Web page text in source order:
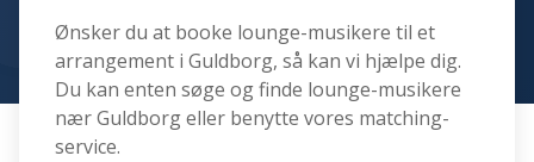
Ønsker du at booke lounge-musikere til et
arrangement i Guldborg, så kan vi hjælpe dig.
Du kan enten søge og finde lounge-musikere
nær Guldborg eller benytte vores matching-
service.